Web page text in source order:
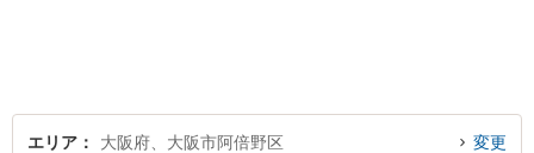
エリア 大阪府、大阪市阿倍野区 変更